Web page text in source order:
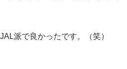
派で良かったです。（笑）